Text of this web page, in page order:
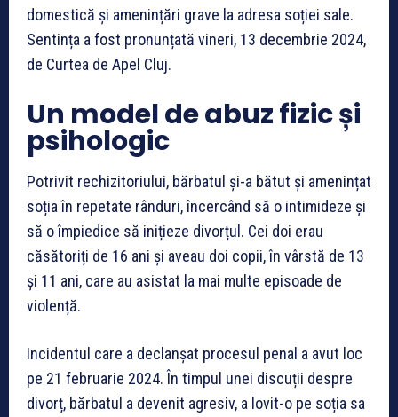
domestică și amenințări grave la adresa soției sale.
Sentința a fost pronunțată vineri, 13 decembrie 2024,
de Curtea de Apel Cluj.
Un model de abuz fizic și
psihologic
Potrivit rechizitoriului, bărbatul și-a bătut și amenințat
soția în repetate rânduri, încercând să o intimideze și
să o împiedice să inițieze divorțul. Cei doi erau
căsătoriți de 16 ani și aveau doi copii, în vârstă de 13
și 11 ani, care au asistat la mai multe episoade de
violență.
Incidentul care a declanșat procesul penal a avut loc
pe 21 februarie 2024. În timpul unei discuții despre
divorț, bărbatul a devenit agresiv, a lovit-o pe soția sa